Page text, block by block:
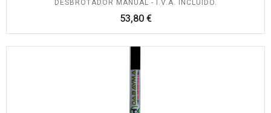
DESBROTADOR MANUAL - I.V.A. INCLUIDO.
53,80 €Precio